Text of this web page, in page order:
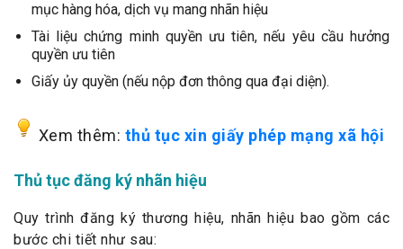
mục hàng hóa, dịch vụ mang nhãn hiệu
Tài liệu chứng minh quyền ưu tiên, nếu yêu cầu hưởng
quyền ưu tiên
Giấy ủy quyền (nếu nộp đơn thông qua đại diện).
Xem thêm: thủ tục xin giấy phép mạng xã hội
Thủ tục đăng ký nhãn hiệu
Quy trình đăng ký thương hiệu, nhãn hiệu bao gồm các
bước chi tiết như sau: